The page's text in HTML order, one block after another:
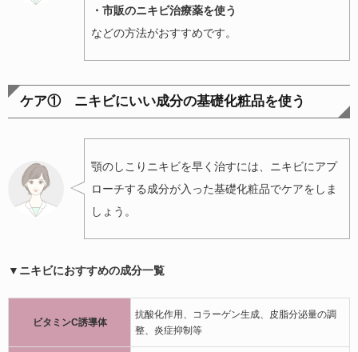
・市販のニキビ治療薬を使う
などの方法がおすすめです。
ケア① ニキビにいい成分の基礎化粧品を使う
顎のしこりニキビを早く治すには、ニキビにアプ
ローチする成分が入った基礎化粧品でケアをしま
しょう。
▼ニキビにおすすめの成分一覧
ビタミンC誘導体
抗酸化作用、コラーゲン生成、皮脂分泌量の調
整、炎症抑制等